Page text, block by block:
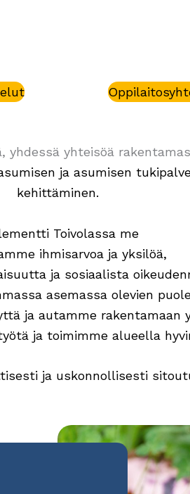
yhdessä yhteisöä
ja asumisen
kehittäminen.
Toivolassa me
ihmisarvoa ja yksilöä,
ja sosiaalista
asemassa olevien
ja autamme rakentamaan
ja toimimme alueella
ja uskonnollisesti